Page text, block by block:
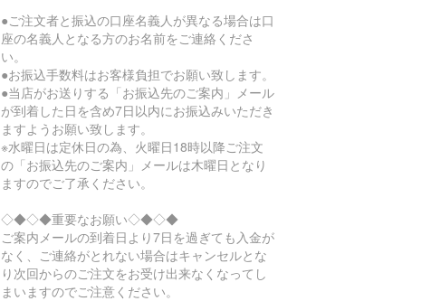
●ご注文者と振込の口座名義人が異なる場合は口
座の名義人となる方のお名前をご連絡くださ
い。
●お振込手数料はお客様負担でお願い致します。
●当店がお送りする「お振込先のご案内」メール
が到着した日を含め7日以内にお振込みいただき
ますようお願い致します。
※水曜日は定休日の為、火曜日18時以降ご注文
の「お振込先のご案内」メールは木曜日となり
ますのでご了承ください。
◇◆◇◆重要なお願い◇◆◇◆
ご案内メールの到着日より7日を過ぎても入金が
なく、ご連絡がとれない場合はキャンセルとな
り次回からのご注文をお受け出来なくなってし
まいますのでご注意ください。